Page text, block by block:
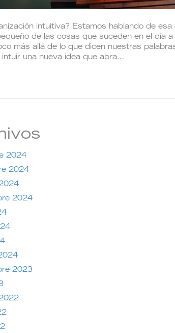
intuitiva? Estamos hablando de
de las cosas que suceden en el día
más allá de lo que dicen nuestras
intuir una nueva idea que abra…
2024
2024
2024
2023